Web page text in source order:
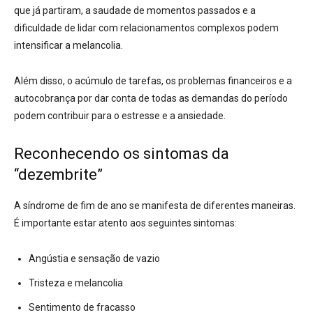
que já partiram, a saudade de momentos passados e a
dificuldade de lidar com relacionamentos complexos podem
intensificar a melancolia.
Além disso, o acúmulo de tarefas, os problemas financeiros e a
autocobrança por dar conta de todas as demandas do período
podem contribuir para o estresse e a ansiedade.
Reconhecendo os sintomas da
“dezembrite”
A síndrome de fim de ano se manifesta de diferentes maneiras.
É importante estar atento aos seguintes sintomas:
Angústia e sensação de vazio
Tristeza e melancolia
Sentimento de fracasso